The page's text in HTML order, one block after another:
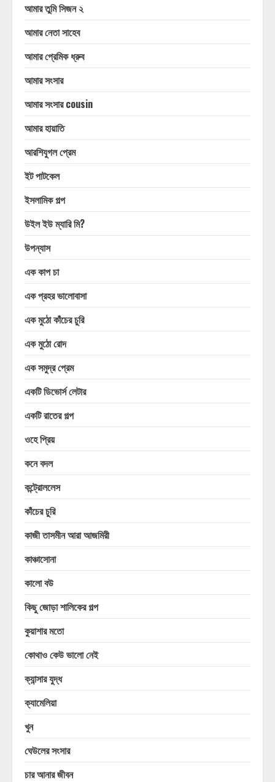
আমার তুমি সিজন ২
আমার নেতা সাহেব
আমার প্রেমিক ধ্রুব
আমার সংসার
আমার সংসার cousin
আমার হায়াতি
আরশিযুগল প্রেম
ইট পাটকেল
ইসলামিক গল্প
উইল ইউ ম্যারি মি?
উপন্যাস
এক কাপ চা
এক প্রহর ভালোবাসা
এক মুঠো কাঁচের চুরি
এক মুঠো রোদ
এক সমুদ্র প্রেম
একটি ডিভোর্স লেটার
একটি রাতের গল্প
ওহে প্রিয়
কনে বদল
কন্ট্রোললেস
কাঁচের চুরি
কাজী তাসমীন আরা আজমিরী
কাঞ্চাসোনা
কালো বউ
কিছু জোড়া শালিকের গল্প
কুয়াশার মতো
কোথাও কেউ ভালো নেই
ক্যান্সার যুদ্ধ
ক্যামেলিয়া
খুন
ঘেউলের সংসার
চার আনার জীবন